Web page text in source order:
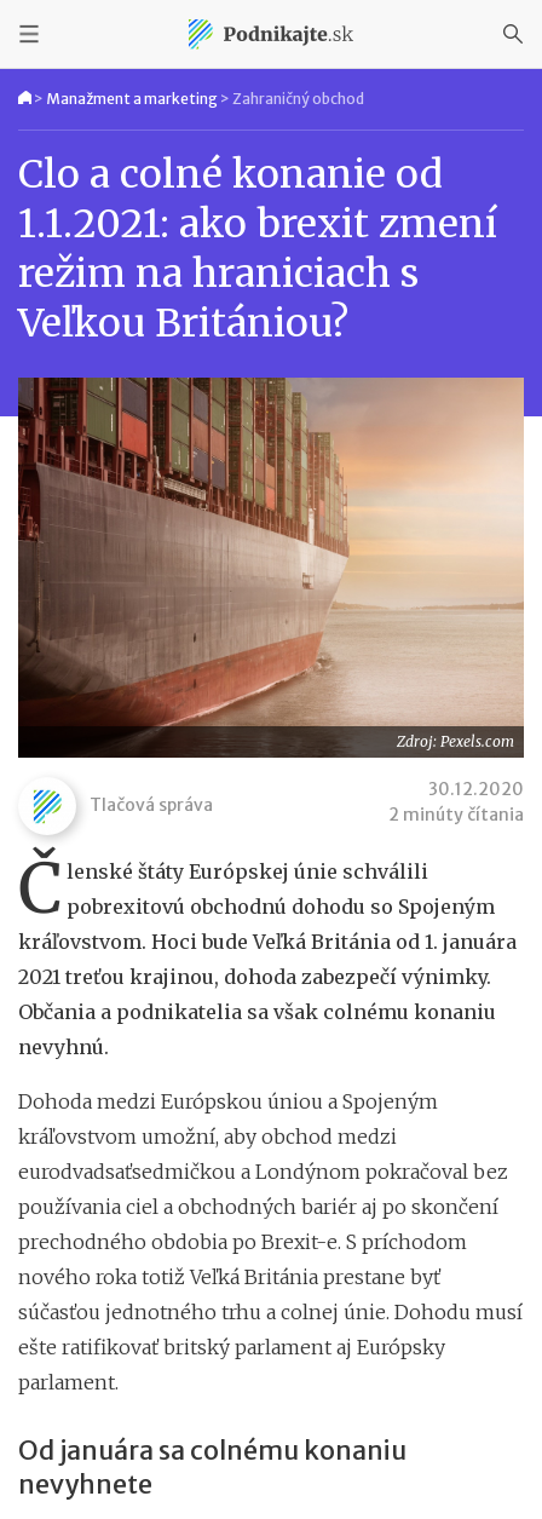
> Manažment a marketing > Zahraničný obchod
Clo a colné konanie od
1.1.2021: ako brexit zmení
režim na hraniciach s
Veľkou Britániou?
Zdroj: Pexels.com
Tlačová správa
30.12.2020
2 minúty čítania
Č lenské štáty Európskej únie schválili
pobrexitovú obchodnú dohodu so Spojeným
kráľovstvom. Hoci bude Veľká Británia od 1. januára
2021 treťou krajinou, dohoda zabezpečí výnimky.
Občania a podnikatelia sa však colnému konaniu
nevyhnú.
Dohoda medzi Európskou úniou a Spojeným
kráľovstvom umožní, aby obchod medzi
eurodvadsaťsedmičkou a Londýnom pokračoval bez
používania ciel a obchodných bariér aj po skončení
prechodného obdobia po Brexit-e. S príchodom
nového roka totiž Veľká Británia prestane byť
súčasťou jednotného trhu a colnej únie. Dohodu musí
ešte ratifikovať britský parlament aj Európsky
parlament.
Od januára sa colnému konaniu
nevyhnete